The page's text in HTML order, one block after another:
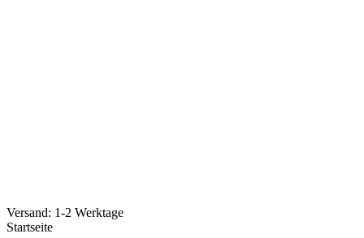
Versand: 1-2 Werktage
Startseite